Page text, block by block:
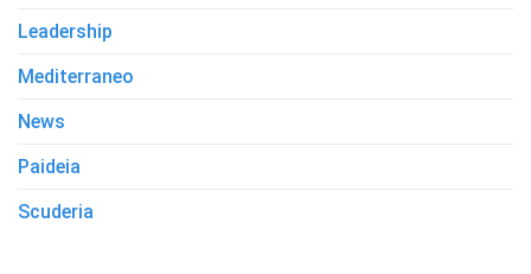
Leadership
Mediterraneo
News
Paideia
Scuderia